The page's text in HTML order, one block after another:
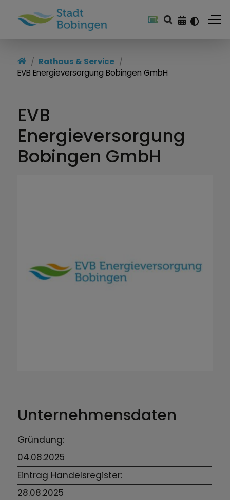
Rathaus & Service
Kultur & Freizeit
Wirtschaft & Standort
Rathaus & Service
EVB Energieversorgung Bobingen GmbH
EVB
Energieversorgung
Bobingen GmbH
Unternehmensdaten
Gründung:
04.08.2025
Eintrag Handelsregister:
28.08.2025